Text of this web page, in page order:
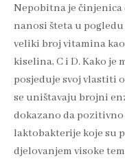
Nepobitna je
nanosi šteta u pogledu
veliki broj vitamina kao
kiselina, C i D. Kako je
posjeduje svoj vlastiti
se uništavaju brojni
dokazano da
laktobakterije koje su
djelovanjem visoke